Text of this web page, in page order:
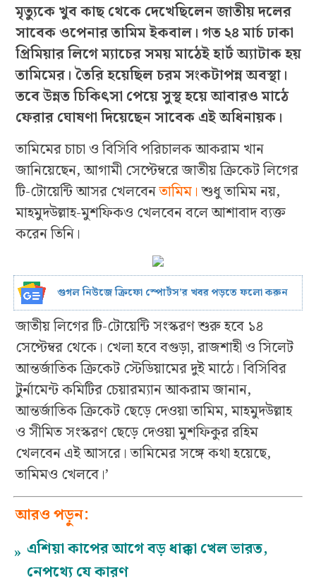
মৃত্যুকে খুব কাছ থেকে দেখেছিলেন জাতীয় দলের
সাবেক ওপেনার তামিম ইকবাল। গত ২৪ মার্চ ঢাকা
প্রিমিয়ার লিগে ম্যাচের সময় মাঠেই হার্ট অ্যাটাক হয়
তামিমের। তৈরি হয়েছিল চরম সংকটাপন্ন অবস্থা।
তবে উন্নত চিকিৎসা পেয়ে সুস্থ হয়ে আবারও মাঠে
ফেরার ঘোষণা দিয়েছেন সাবেক এই অধিনায়ক।
তামিমের চাচা ও বিসিবি পরিচালক আকরাম খান
জানিয়েছেন, আগামী সেপ্টেম্বরে জাতীয় ক্রিকেট লিগের
টি-টোয়েন্টি আসর খেলবেনতামিম।শুধু তামিম নয়,
মাহমুদউল্লাহ-মুশফিকও খেলবেন বলে আশাবাদ ব্যক্ত
করেন তিনি।
গুগল নিউজে ক্রিফো স্পোর্টস’র খবর পড়তে ফলো করুন
জাতীয় লিগের টি-টোয়েন্টি সংস্করণ শুরু হবে ১৪
সেপ্টেম্বর থেকে। খেলা হবে বগুড়া, রাজশাহী ও সিলেট
আন্তর্জাতিক ক্রিকেট স্টেডিয়ামের দুই মাঠে। বিসিবির
টুর্নামেন্ট কমিটির চেয়ারম্যান আকরাম জানান,
আন্তর্জাতিক ক্রিকেট ছেড়ে দেওয়া তামিম, মাহমুদউল্লাহ
ও সীমিত সংস্করণ ছেড়ে দেওয়া মুশফিকুর রহিম
খেলবেন এই আসরে। তামিমের সঙ্গে কথা হয়েছে,
তামিমও খেলবে।’
আরও পড়ুন:
» এশিয়া কাপের আগে বড় ধাক্কা খেল ভারত,
নেপথ্যে যে কারণ